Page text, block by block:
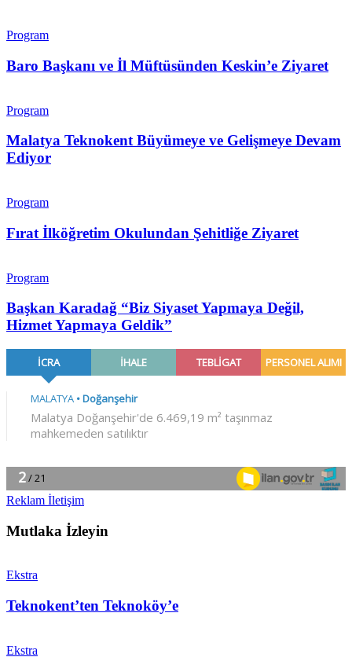
Program
Baro Başkanı ve İl Müftüsünden Keskin’e Ziyaret
Program
Malatya Teknokent Büyümeye ve Gelişmeye Devam
Ediyor
Program
Fırat İlköğretim Okulundan Şehitliğe Ziyaret
Program
Başkan Karadağ “Biz Siyaset Yapmaya Değil,
Hizmet Yapmaya Geldik”
Reklam İletişim
Mutlaka İzleyin
Ekstra
Teknokent’ten Teknoköy’e
Ekstra